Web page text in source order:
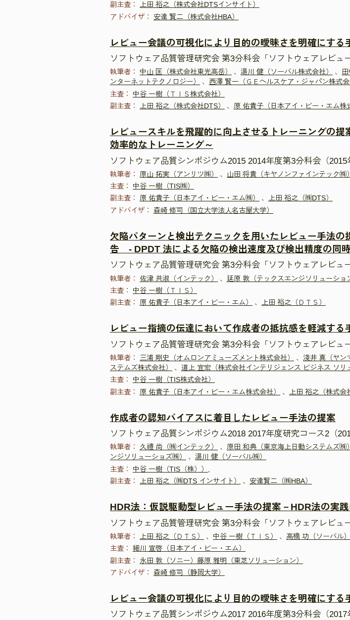
副主査：
上田 裕之（株式会社DTSインサイト）
アドバイザ：
安達 賢二（株式会社HBA）
レビュー会議の可視化により目的の曖昧さを明確にする
ソフトウェア品質管理研究会 第3分科会「ソフトウェアレビュ
執筆者： 中山 匡（株式会社東光高岳） 、 湯川 健（ソーバル株式会社） 、
ンターネットテクノロジー）
、 西澤 賢一（ＧＥヘルスケア・ジャパン株式会
主査：
中谷 一樹（ＴＩＳ株式会社）
副主査：
上田 裕之（株式会社DTS） 、 原 佑貴子（日本アイ・ビー・エム株
レビュースキルを飛躍的に向上させるトレーニングの
効率的なトレーニング～
ソフトウェア品質シンポジウム2015 2014年度第3分科会（2015
執筆者： 原山 拓実（アンリツ㈱） 、 山田 将貴（キヤノンファインテック㈱）
主査：
中谷 一樹（TIS㈱）
副主査：
原 佑貴子（日本アイ・ビー・エム㈱） 、 上田 裕之（㈱DTS）
アドバイザ：
森崎 修司（国立大学法人名古屋大学）
欠陥パターンと検出テクニックを用いたレビュー手法
告 - DPDT 法による欠陥の検出速度及び検出精度の同
ソフトウェア品質管理研究会 第3分科会「ソフトウェアレビュ
執筆者： 佐津 共淑（インテック） 、 延原 敦（テックスエンジソリューショ
主査：
中谷 一樹（ＴＩＳ）
副主査：
原 佑貴子（日本アイ・ビー・エム） 、 上田 裕之（ＤＴＳ）
レビュー指摘の伝達において作成者の抵抗感を軽減する
ソフトウェア品質管理研究会 第3分科会「ソフトウェアレビュ
執筆者： 三浦 剛史（オムロンアミューズメント株式会社） 、 淺井 真（ヤン
ステムズ株式会社）
、 道上 宜宏（株式会社インテリジェンス ビジネス ソリ
主査：
中谷 一樹（TIS株式会社）
副主査：
原 佑貴子（日本アイ・ビー・エム株式会社） 、 上田 裕之（株式会
作成者の認知バイアスに着目したレビュー手法の提案
ソフトウェア品質シンポジウム2018 2017年度研究コース2（
執筆者： 久禮 尚（㈱インテック） 、 原田 和典（東京海上日動システムズ㈱）
ンジソリューショズ㈱）
、 湯川 健（ソーバル㈱）
主査：
中谷 一樹（TIS（株））,
副主査：
上田 裕之（㈱DTS インサイト） 、 安達賢二（㈱HBA）
HDR法：仮説駆動型レビュー手法の提案－HDR法の実
ソフトウェア品質管理研究会 第3分科会「ソフトウェアレビュ
執筆者： 上田 裕之（ＤＴＳ） 、 中谷 一樹（ＴＩＳ） 、 高橋 功（ソーバル）
主査：
細川 宣啓（日本アイ・ビー・エム）
副主査：
永田 敦（ソニー）藤原 雅明（東芝ソリューション）
アドバイザ：
森崎 修司（静岡大学）
レビュー会議の可視化により目的の曖昧さを明確にする
ソフトウェア品質シンポジウム2017 2016年度第3分科会（2017